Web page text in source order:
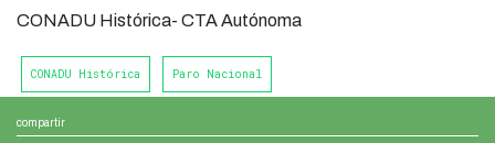
compartir
CONADU Histórica Paro Nacional
CONADU Histórica- CTA Autónoma